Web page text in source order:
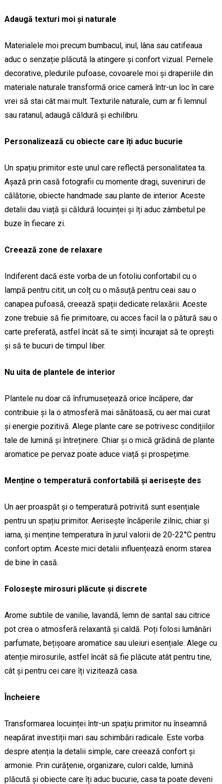
Adaugă texturi moi și naturale
Materialele moi precum bumbacul, inul, lâna sau catifeaua
aduc o senzație plăcută la atingere și confort vizual. Pernele
decorative, pledurile pufoase, covoarele moi și draperiile din
materiale naturale transformă orice cameră într-un loc în care
vrei să stai cât mai mult. Texturile naturale, cum ar fi lemnul
sau ratanul, adaugă căldură și echilibru.
Personalizează cu obiecte care îți aduc bucurie
Un spațiu primitor este unul care reflectă personalitatea ta.
Așază prin casă fotografii cu momente dragi, suveniruri de
călătorie, obiecte handmade sau plante de interior. Aceste
detalii dau viață și căldură locuinței și îți aduc zâmbetul pe
buze în fiecare zi.
Creează zone de relaxare
Indiferent dacă este vorba de un fotoliu confortabil cu o
lampă pentru citit, un colț cu o măsuță pentru ceai sau o
canapea pufoasă, creează spații dedicate relaxării. Aceste
zone trebuie să fie primitoare, cu acces facil la o pătură sau o
carte preferată, astfel încât să te simți încurajat să te oprești
și să te bucuri de timpul liber.
Nu uita de plantele de interior
Plantele nu doar că înfrumusețează orice încăpere, dar
contribuie și la o atmosferă mai sănătoasă, cu aer mai curat
și energie pozitivă. Alege plante care se potrivesc condițiilor
tale de lumină și întreținere. Chiar și o mică grădină de plante
aromatice pe pervaz poate aduce viață și prospețime.
Menține o temperatură confortabilă și aerisește des
Un aer proaspăt și o temperatură potrivită sunt esențiale
pentru un spațiu primitor. Aerisește încăperile zilnic, chiar și
iarna, și menține temperatura în jurul valorii de 20-22°C pentru
confort optim. Aceste mici detalii influențează enorm starea
de bine în casă.
Folosește mirosuri plăcute și discrete
Arome subtile de vanilie, lavandă, lemn de santal sau citrice
pot crea o atmosferă relaxantă și caldă. Poți folosi lumânări
parfumate, bețișoare aromatice sau uleiuri esențiale. Alege cu
atenție mirosurile, astfel încât să fie plăcute atât pentru tine,
cât și pentru cei care îți vizitează casa.
Încheiere
Transformarea locuinței într-un spațiu primitor nu înseamnă
neapărat investiții mari sau schimbări radicale. Este vorba
despre atenția la detalii simple, care creează confort și
armonie. Prin curățenie, organizare, culori calde, lumină
plăcută și obiecte care îți aduc bucurie, casa ta poate deveni